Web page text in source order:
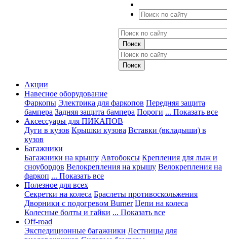
Акции
Навесное оборудование
Фаркопы Электрика для фаркопов Передняя защита
бампера Задняя защита бампера Пороги ... Показать все
Аксессуары для ПИКАПОВ
Дуги в кузов Крышки кузова Вставки (вкладыши) в
кузов
Багажники
Багажники на крышу Автобоксы Крепления для лыж и
сноубордов Велокрепления на крышу Велокрепления на
фаркоп ... Показать все
Полезное для всех
Секретки на колеса Браслеты противоскольжения
Дворники с подогревом Burner Цепи на колеса
Колесные болты и гайки ... Показать все
Off-road
Экспедиционные багажники Лестницы для